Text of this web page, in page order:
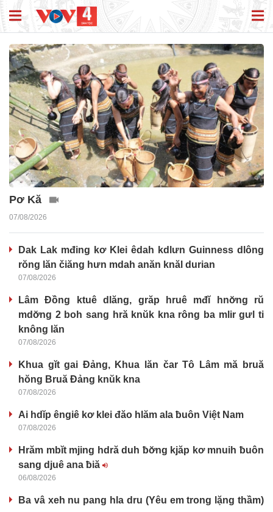
Pơ Kă
07/08/2026
Dak Lak mđing kơ Klei êdah kdlưn Guinness dlông
rŏng lăn čiăng hưn mdah anăn knăl durian
07/08/2026
Lâm Đồng ktuê dlăng, grăp hruê mđĭ hnơ̆ng rŭ
mdơ̆ng 2 boh sang hră knŭk kna rông ba mlir gưl ti
knông lăn
07/08/2026
Khua gĭt gai Đảng, Khua lăn čar Tô Lâm mă bruă
hŏng Bruă Đảng knŭk kna
07/08/2026
Ai hdĭp êngiê kơ klei đăo hlăm ala ƀuôn Việt Nam
07/08/2026
Hrăm mbĭt mjing hdră duh ƀơ̆ng kjăp kơ mnuih ƀuôn
sang djuê ana ƀiă
06/08/2026
Ba vâ xeh nu pang hla dru (Yêu em trong lặng thầm)